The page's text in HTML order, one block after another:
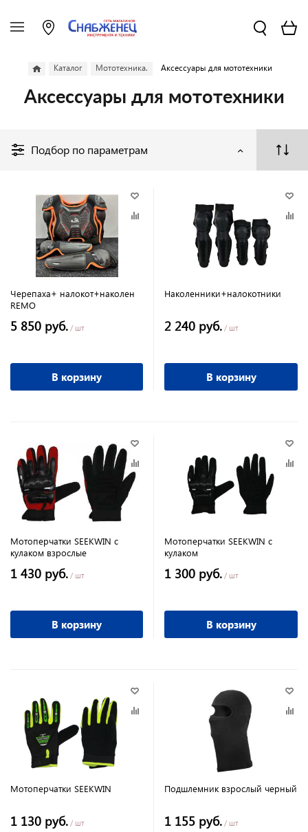
Каталог Мототехника. Аксессуары для мототехники
Аксессуары для мототехники
Подбор по параметрам
Черепаха+ налокот+наколен
REMO
5 850 руб. / шт
В корзину
Наколенники+налокотники
2 240 руб. / шт
В корзину
Мотоперчатки SEEKWIN с
кулаком взрослые
1 430 руб. / шт
В корзину
Мотоперчатки SEEKWIN с
кулаком
1 300 руб. / шт
В корзину
Мотоперчатки SEEKWIN
1 130 руб. / шт
Подшлемник взрослый черный
1 155 руб. / шт